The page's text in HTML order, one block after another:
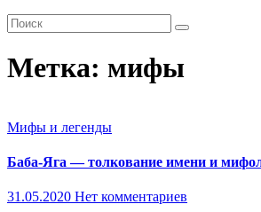
Метка: мифы
Мифы и легенды
Баба-Яга — толкование имени и
31.05.2020 Нет комментариев